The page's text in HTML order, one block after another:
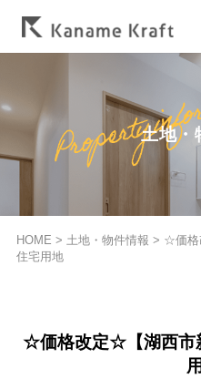
土地・
HOME > 土地・物件情報 > ☆価格
住宅用地
☆価格改定☆【湖西市